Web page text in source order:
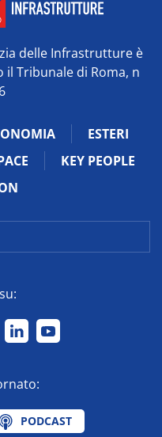
delle Infrastrutture è
Tribunale di Roma, n
ESTERI
KEY PEOPLE
PODCAST